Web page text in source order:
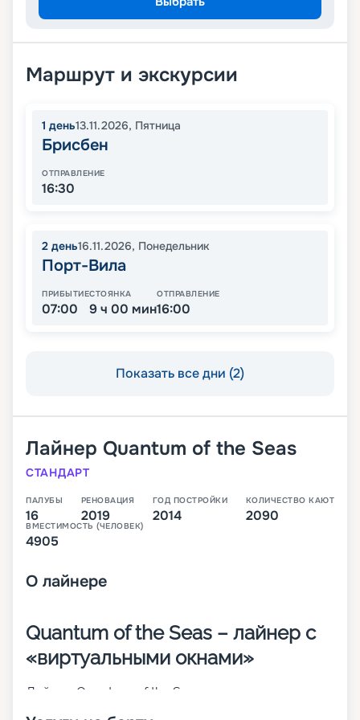
Маршрут и экскурсии
1 день13.11.2026, Пятница
Брисбен
ОТПРАВЛЕНИЕ
16:30
2 день16.11.2026, Понедельник
Порт-Вила
ПРИБЫТИЕ
07:00
СТОЯНКА
9 ч 00 мин
ОТПРАВЛЕНИЕ
16:00
Показать все дни (2)
Лайнер Quantum of the Seas
СТАНДАРТ
ПАЛУБЫ
16
РЕНОВАЦИЯ
2019
ГОД ПОСТРОЙКИ
2014
КОЛИЧЕСТВО КАЮТ
2090
ВМЕСТИМОСТЬ (ЧЕЛОВЕК)
4905
О лайнере
Quantum of the Seas – лайнер с
«виртуальными окнами»
Лайнер Quantum of the Seas – это первое судно